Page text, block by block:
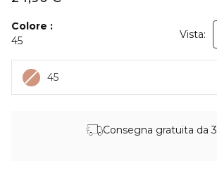
Colore
45
Vista:
45
Consegna gratuita da